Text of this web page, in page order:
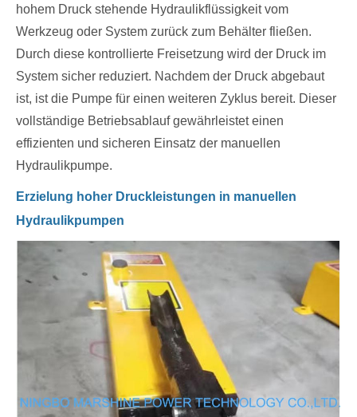
hohem Druck stehende Hydraulikflüssigkeit vom
Werkzeug oder System zurück zum Behälter fließen.
Durch diese kontrollierte Freisetzung wird der Druck im
System sicher reduziert. Nachdem der Druck abgebaut
ist, ist die Pumpe für einen weiteren Zyklus bereit. Dieser
vollständige Betriebsablauf gewährleistet einen
effizienten und sicheren Einsatz der manuellen
Hydraulikpumpe.
Erzielung hoher Druckleistungen in manuellen
Hydraulikpumpen